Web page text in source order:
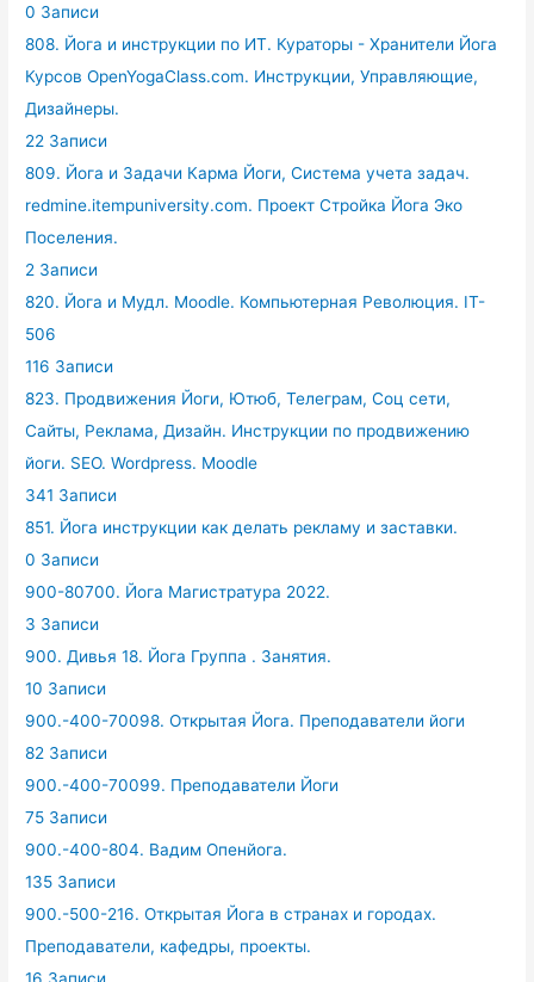
0 Записи
808. Йога и инструкции по ИТ. Кураторы - Хранители Йога
Курсов OpenYogaClass.com. Инструкции, Управляющие,
Дизайнеры.
22 Записи
809. Йога и Задачи Карма Йоги, Система учета задач.
redmine.itempuniversity.com. Проект Стройка Йога Эко
Поселения.
2 Записи
820. Йога и Мудл. Moodle. Компьютерная Революция. IT-
506
116 Записи
823. Продвижения Йоги, Ютюб, Телеграм, Соц сети,
Сайты, Реклама, Дизайн. Инструкции по продвижению
йоги. SEO. Wordpress. Moodle
341 Записи
851. Йога инструкции как делать рекламу и заставки.
0 Записи
900-80700. Йога Магистратура 2022.
3 Записи
900. Дивья 18. Йога Группа . Занятия.
10 Записи
900.-400-70098. Открытая Йога. Преподаватели йоги
82 Записи
900.-400-70099. Преподаватели Йоги
75 Записи
900.-400-804. Вадим Опенйога.
135 Записи
900.-500-216. Открытая Йога в странах и городах.
Преподаватели, кафедры, проекты.